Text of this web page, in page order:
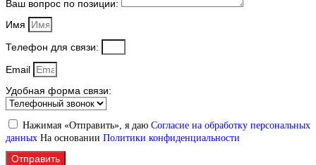
Ваш вопрос по позиции:
Имя
Телефон для связи:
Email
Удобная форма связи:
Нажимая «Отправить», я даю Согласие на обработку персональных
данных На основании Политики конфиденциальности
Отправить